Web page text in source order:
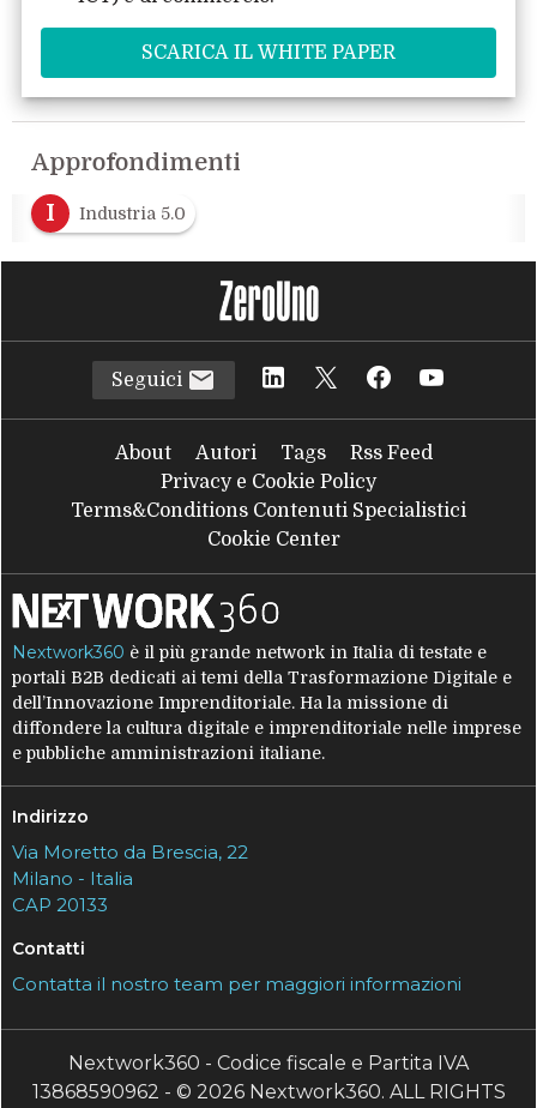
Approfondimenti
I
Industria 5.0
Seguici
About Autori Tags
Rss Feed
Privacy e Cookie Policy
Terms&Conditions Contenuti Specialistici
Cookie Center
Nextwork360 è il più grande network in Italia di testate e
portali B2B dedicati ai temi della Trasformazione Digitale e
dell’Innovazione Imprenditoriale. Ha la missione di
diffondere la cultura digitale e imprenditoriale nelle imprese
e pubbliche amministrazioni italiane.
Indirizzo
Via Moretto da Brescia, 22
Milano - Italia
CAP 20133
Contatti
Contatta il nostro team per maggiori informazioni
Nextwork360 - Codice fiscale e Partita IVA
13868590962 - © 2026 Nextwork360. ALL RIGHTS